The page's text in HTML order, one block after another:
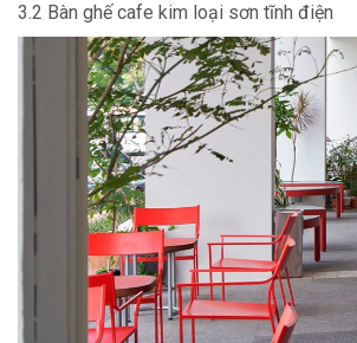
3.2 Bàn ghế cafe kim loại sơn tĩnh điện